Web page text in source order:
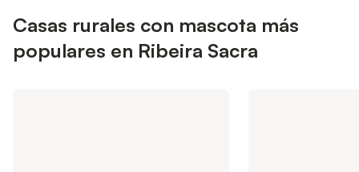
Casas rurales con mascota más
populares en Ribeira Sacra